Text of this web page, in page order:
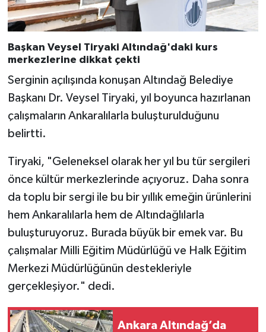
Başkan Veysel Tiryaki Altındağ'daki kurs
merkezlerine dikkat çekti
Serginin açılışında konuşan Altındağ Belediye
Başkanı Dr. Veysel Tiryaki, yıl boyunca hazırlanan
çalışmaların Ankaralılarla buluşturulduğunu
belirtti.
Tiryaki, "Geleneksel olarak her yıl bu tür sergileri
önce kültür merkezlerinde açıyoruz. Daha sonra
da toplu bir sergi ile bu bir yıllık emeğin ürünlerini
hem Ankaralılarla hem de Altındağlılarla
buluşturuyoruz. Burada büyük bir emek var. Bu
çalışmalar Milli Eğitim Müdürlüğü ve Halk Eğitim
Merkezi Müdürlüğünün destekleriyle
gerçekleşiyor." dedi.
Ankara Altındağ’da